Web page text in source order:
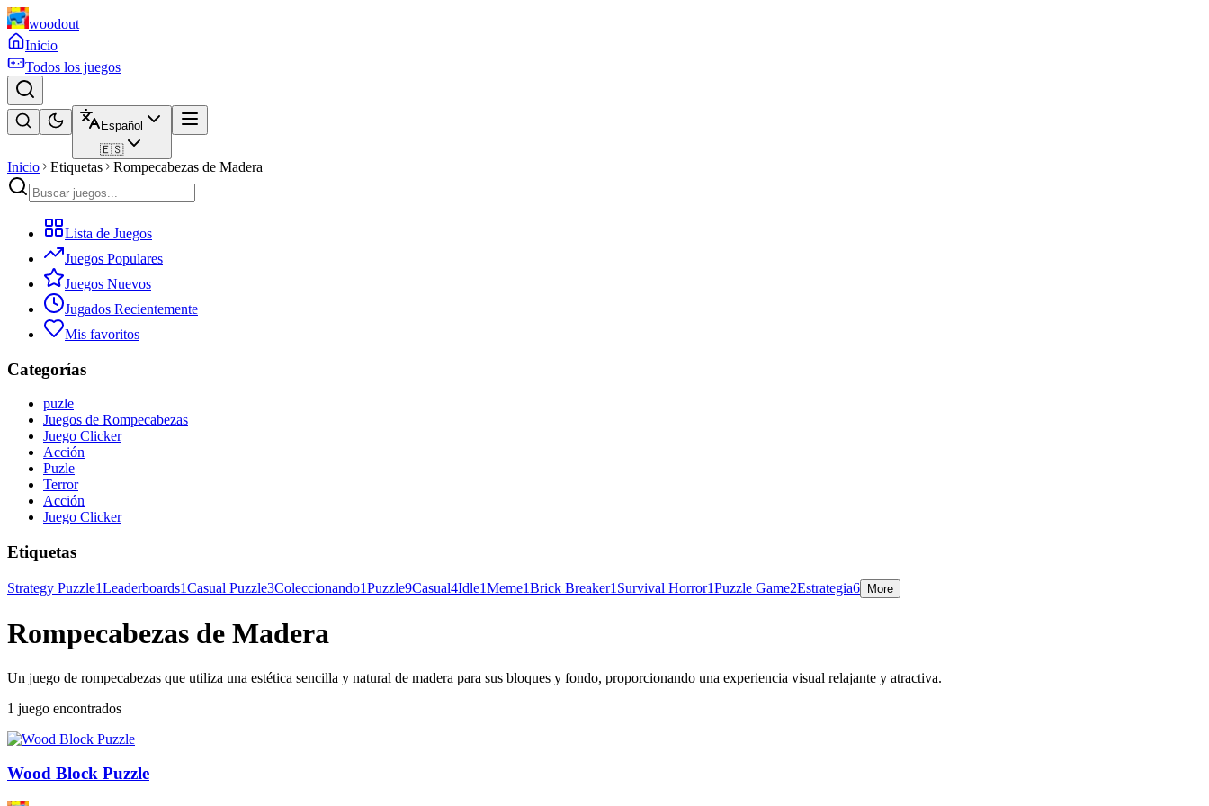
woodout
Inicio
Todos los juegos
Español
🇪🇸
Inicio Etiquetas Rompecabezas de Madera
Lista de Juegos
Juegos Populares
Juegos Nuevos
Jugados Recientemente
Mis favoritos
Categorías
puzle
Juegos de Rompecabezas
Juego Clicker
Acción
Puzle
Terror
Acción
Juego Clicker
Etiquetas
Strategy Puzzle1Leaderboards1Casual Puzzle3Coleccionando1Puzzle9Casual4Idle1Meme1Brick Breaker1 Survival Horror1Puzzle Game2Estrategia6 More
Rompecabezas de Madera
Un juego de rompecabezas que utiliza una estética sencilla y natural de madera para sus bloques y fondo, proporcionando una experiencia visual relajante y atractiva.
1 juego encontrados
Wood Block Puzzle